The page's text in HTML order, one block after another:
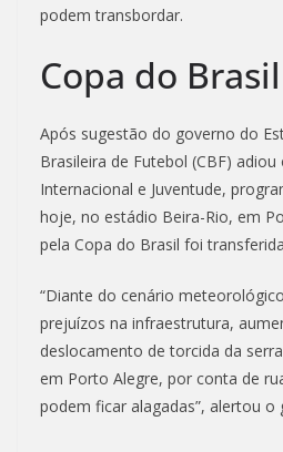
podem transbordar.
Copa do Brasil
Após sugestão do governo do
Brasileira de Futebol (CBF)
Internacional e Juventude,
hoje, no estádio Beira-Rio, em
pela Copa do Brasil foi
“Diante do cenário
prejuízos na infraestrutura,
deslocamento de torcida da
em Porto Alegre, por conta de
podem ficar alagadas”, alertou o